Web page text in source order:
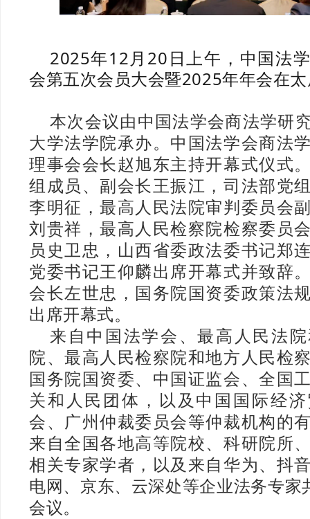
2025年12月20日上午，中国法
会第五次会员大会暨2025年年会在
本次会议由中国法学会商法学研
大学法学院承办。中国法学会商法
理事会会长赵旭东主持开幕式仪式
组成员、副会长王振江，司法部党
李明征，最高人民法院审判委员会
刘贵祥，最高人民检察院检察委员
员史卫忠，山西省委政法委书记郑
党委书记王仰麟出席开幕式并致辞
会长左世忠，国务院国资委政策法
出席开幕式。
来自中国法学会、最高人民法
院、最高人民检察院和地方人民检
国务院国资委、中国证监会、全国
关和人民团体，以及中国国际经
会、广州仲裁委员会等仲裁机构的
来自全国各地高等院校、科研院所
相关专家学者，以及来自华为、抖
电网、京东、云深处等企业法务专家
会议。